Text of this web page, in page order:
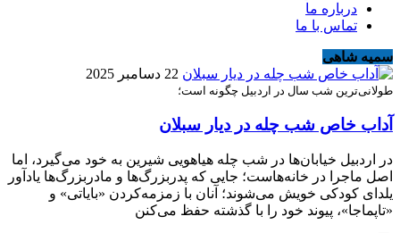
درباره ما
تماس با ما
سمیه شاهی
22 دسامبر 2025
طولانی‌ترین شب سال در اردبیل چگونه است؛
آداب خاص شب چله در دیار سبلان
در اردبیل خیابان‌ها در شب چله هیاهویی شیرین به خود می‌گیرد، اما
اصل ماجرا در خانه‌هاست؛ جایی که پدربزرگ‌ها و مادربزرگ‌ها یادآور
یلدای کودکی خویش می‌شوند؛ آنان با زمزمه‌کردن «بایاتی» و
«تاپماجا»، پیوند خود را با گذشته حفظ می‌کنن